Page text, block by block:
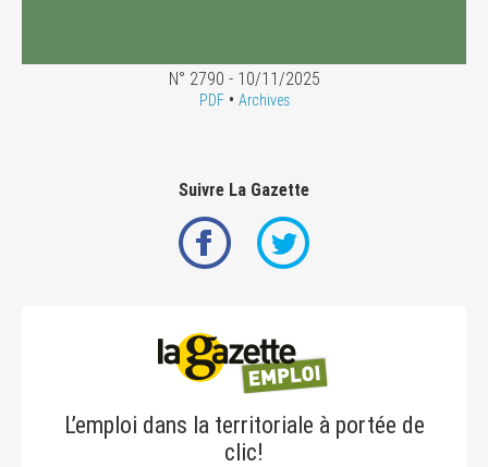
N° 2790 - 10/11/2025
PDF• Archives
Suivre La Gazette
L’emploi dans la territoriale à portée de
clic!